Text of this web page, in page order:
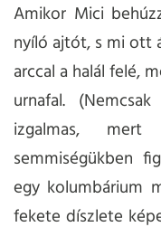
Amikor Mici
nyíló ajtót, s mi ott
arccal a halál felé,
urnafal.
izgalmas,
semmiségükben
egy kolumbárium
fekete díszlete